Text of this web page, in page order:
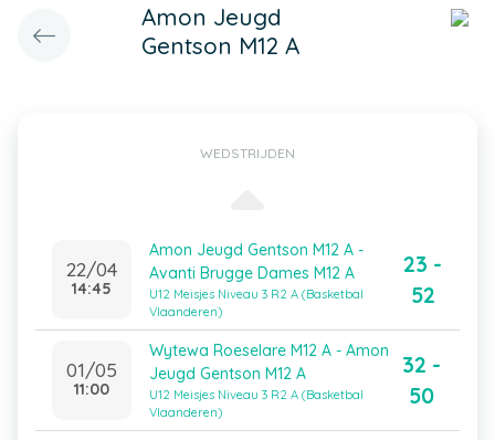
Amon Jeugd
Gentson M12 A
WEDSTRIJDEN
22/04
14:45
Amon Jeugd Gentson M12 A -
Avanti Brugge Dames M12 A
U12 Meisjes Niveau 3 R2 A (Basketbal
Vlaanderen)
23 -
52
01/05
11:00
Wytewa Roeselare M12 A - Amon
Jeugd Gentson M12 A
U12 Meisjes Niveau 3 R2 A (Basketbal
Vlaanderen)
32 -
50